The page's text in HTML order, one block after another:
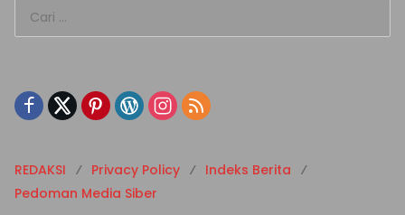
untuk:
REDAKSI Privacy Policy
Indeks Berita
Pedoman Media Siber